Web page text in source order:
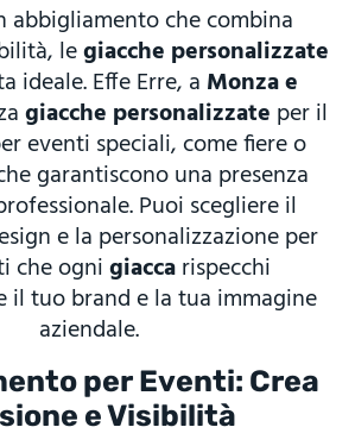
abbigliamento che combina
legiacche personalizzate
ideale. Effe Erre, a Monza e
giacche personalizzate per il
eventi speciali, come fiere o
garantiscono una presenza
Puoi scegliere il
e la personalizzazione per
che ognigiaccarispecchi
il tuo brand e la tua immagine
aziendale.
per Eventi: Crea
e Visibilità